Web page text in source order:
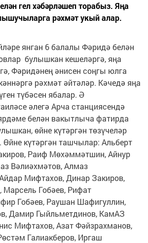
гел хәбәрләшеп торабыз. Яңа
рәхмәт укый алар.
янган 6 балалы Фәридә белән
булышкан кешеләргә, яңа
Фәридәнең әнисен соңгы юлга
рәхмәт әйтәләр. Кәчедә яңа
түбәсен ябалар. Ә
әлегә Арча станциясендә
белән вакытлыча фатирда
өйне күтәргән төзүчеләр
Өйне күтәргән ташчылар: Альберт
Раиф Мөхәммәтшин, Айнур
Вәлиәхмәтов, Алмаз
Мифтахов, Динар Закиров,
Марсель Гобәев, Рифат
Гобәев, Раушан Шафигуллин,
Дамир Гыйльметдинов, КамАЗ
Мифтахов, Азат Фәйзрахманов,
Галиакберов, Иргаш